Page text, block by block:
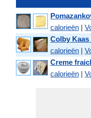
calorieën |
Colby Kaas
calorieën |
Creme
calorieën |